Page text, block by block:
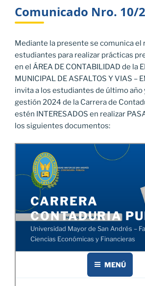
Comunicado Nro. 10/
Mediante la presente se comunica
estudiantes para realizar prácticas
en el ÁREA DE CONTABILIDAD de la
MUNICIPAL DE ASFALTOS Y VIAS –
invita a los estudiantes de último año
gestión 2024 de la Carrera de
estén INTERESADOS en realizar
los siguientes documentos: